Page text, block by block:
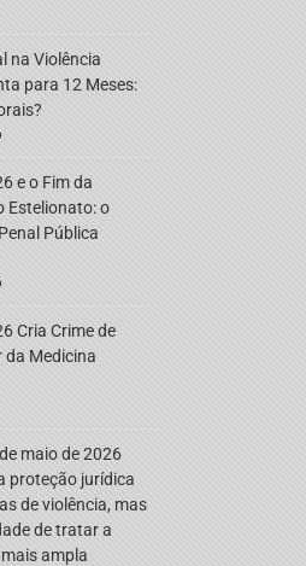
na Violência
para 12 Meses:
e o Fim da
Estelionato: o
Pública
Cria Crime de
da Medicina
maio de 2026
proteção jurídica
de violência, mas
de tratar a
ampla